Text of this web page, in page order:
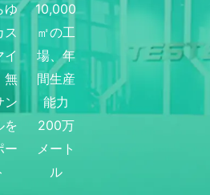
ゆ
ス
イ
無
ン
を
ー
10,000
㎡の工
場、年
間生産
能力
200万
メート
ル